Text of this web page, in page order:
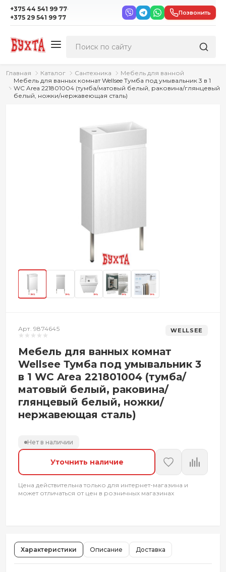
+375 44 541 99 77·
+375 29 541 99 77
Позвонить
Главная Каталог Сантехника
Мебель для ванной
Мебель для ванных комнат Wellsee Тумба под умывальник 3 в 1
WC Area 221801004 (тумба/матовый белый, раковина/глянцевый
белый, ножки/нержавеющая сталь)
Арт. 9874645 WELLSEE
Мебель для ванных комнат
Wellsee Тумба под умывальник 3
в 1 WC Area 221801004 (тумба/
матовый белый, раковина/
глянцевый белый, ножки/
нержавеющая сталь)
Нет в наличии
Уточнить наличие
Цена действительна только для интернет-магазина и
может отличаться от цен в розничных магазинах
Характеристики Описание Доставка